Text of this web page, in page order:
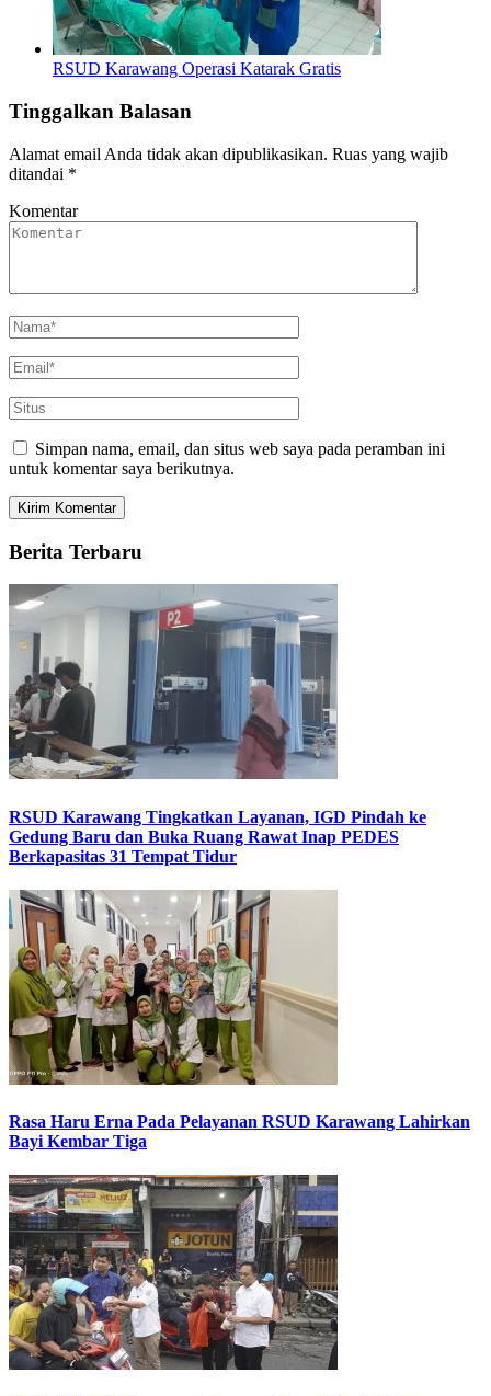
RSUD Karawang Operasi Katarak Gratis
Tinggalkan Balasan
Alamat email Anda tidak akan dipublikasikan. Ruas yang wajib
ditandai *
Komentar
Simpan nama, email, dan situs web saya pada peramban ini
untuk komentar saya berikutnya.
Berita Terbaru
RSUD Karawang Tingkatkan Layanan, IGD Pindah ke
Gedung Baru dan Buka Ruang Rawat Inap PEDES
Berkapasitas 31 Tempat Tidur
Rasa Haru Erna Pada Pelayanan RSUD Karawang Lahirkan
Bayi Kembar Tiga